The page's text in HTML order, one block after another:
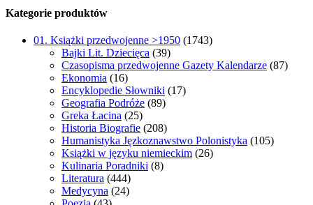
Kategorie produktów
01. Książki przedwojenne >1950 (1743)
Bajki Lit. Dziecięca (39)
Czasopisma przedwojenne Gazety Kalendarze (87)
Ekonomia (16)
Encyklopedie Słowniki (17)
Geografia Podróże (89)
Greka Łacina (25)
Historia Biografie (208)
Humanistyka Jęzkoznawstwo Polonistyka (105)
Książki w języku niemieckim (26)
Kulinaria Poradniki (8)
Literatura (444)
Medycyna (24)